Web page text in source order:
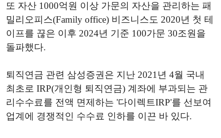
또 자산 1000억원 이상 가문의 자산을 관리하는 패
밀리오피스(Family office) 비즈니스도 2020년 첫 테
이프를 끊은 이후 2024년 기준 100가문 30조원을
돌파했다.
퇴직연금 관련 삼성증권은 지난 2021년 4월 국내
최초로 IRP(개인형 퇴직연금) 계좌에 부과되는 관
리수수료를 전액 면제하는 '다이렉트IRP'를 선보여
업계에 경쟁적인 수수료 인하를 이끈 바 있다.